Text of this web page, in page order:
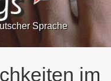
Sprache
im